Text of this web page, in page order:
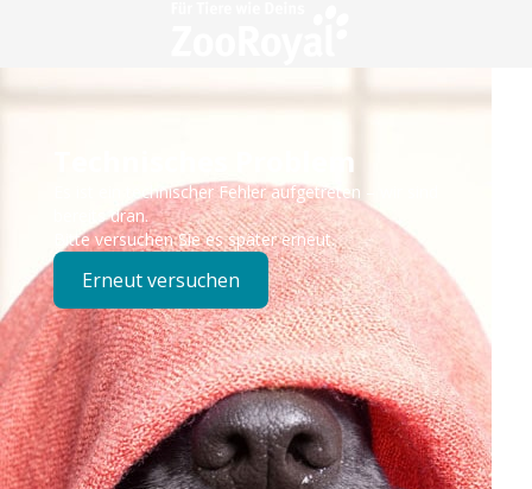
Technisches Problem
Es ist ein technischer Fehler aufgetreten – wir sind
bereits dran.
Bitte versuchen Sie es später erneut.
Erneut versuchen